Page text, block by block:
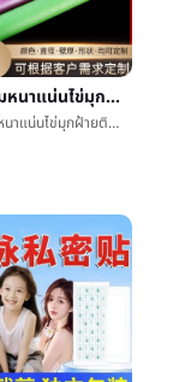
สูงความหนาแน่นไข่มุกฝ้ายติดรอบกลวงEPEหลอดæ³¡ฝ้ายบทความการพยุงราคาของแข็งติดสีน้ำเงินเส้นผ่าศูนย์กลาง30ข้นOรูปร่าง
สูงความหนาแน่นไข่มุกฝ้ายติดรอบกลวงEPEหลอดæ³¡ฝ้ายบทความการพยุงราคาของแข็งติดสีน้ำเงินเส้นผ่าศูนย์กลาง30ข้นOรูปร่าง